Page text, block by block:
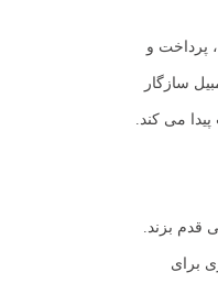
پرداخت و
سازگار
می کند.
قدم بزند.
برای